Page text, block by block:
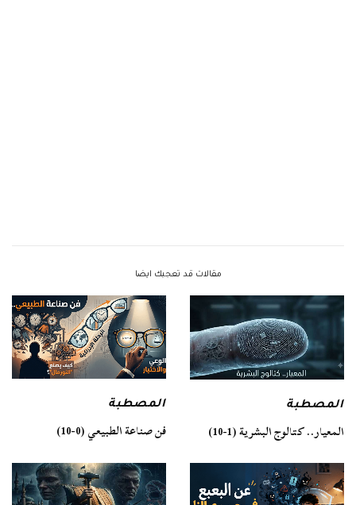
مقالات قد تعجبك ايضا
المصطبة
المعيار.. كتالوج البشرية (1-10)
المصطبة
فن صناعة الطبيعي (0-10)